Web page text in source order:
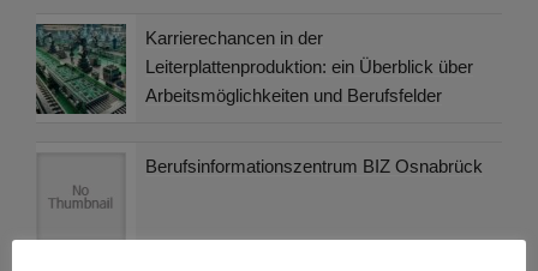
Karrierechancen in der
Leiterplattenproduktion: ein Überblick über
Arbeitsmöglichkeiten und Berufsfelder
Berufsinformationszentrum BIZ Osnabrück